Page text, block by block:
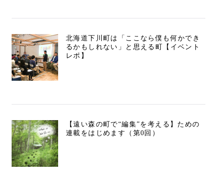
北海道下川町は「ここなら僕も何かでき
るかもしれない」と思える町【イベント
レポ】
【遠い森の町で“編集”を考える】ための
連載をはじめます（第0回）